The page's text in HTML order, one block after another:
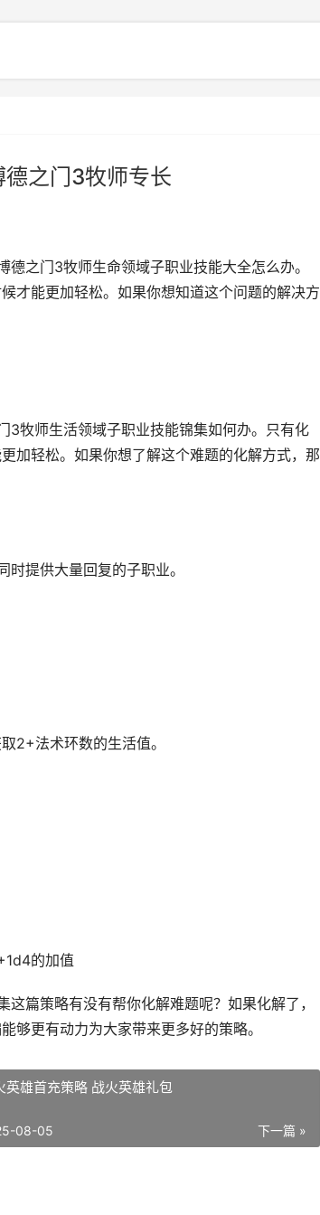
之门3牧师专长
之门3牧师生命领域子职业技能大全怎么办。
才能更加轻松。如果你想知道这个问题的解决方
3牧师生活领域子职业技能锦集如何办。只有化
加轻松。如果你想了解这个难题的化解方式，那
提供大量回复的子职业。
2+法术环数的生活值。
的加值
篇策略有没有帮你化解难题呢？如果化解了，
够更有动力为大家带来更多好的策略。
英雄首充策略 战火英雄礼包
下一篇 »
08-05